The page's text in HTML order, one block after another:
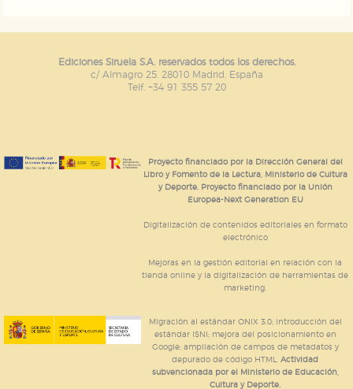
Ediciones Siruela S.A. reservados todos los derechos.
c/ Almagro 25. 28010 Madrid. España
Telf. +34 91 355 57 20
Proyecto financiado por la Dirección General del
Libro y Fomento de la Lectura, Ministerio de Cultura
y Deporte. Proyecto financiado por la Unión
Europea-Next Generation EU
Digitalización de contenidos editoriales en formato
electrónico
Mejoras en la gestión editorial en relación con la
tienda online y la digitalización de herramientas de
marketing.
Migración al estándar ONIX 3.0; introducción del
estándar ISNI; mejora del posicionamiento en
Google; ampliación de campos de metadatos y
depurado de código HTML.Actividad
subvencionada por el Ministerio de Educación,
Cultura y Deporte.